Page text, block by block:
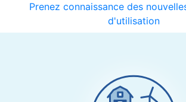
Prenez connaissance des
d'utilisation